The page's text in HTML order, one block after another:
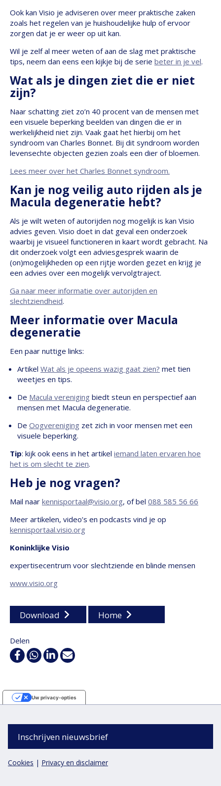
Ook kan Visio je adviseren over meer praktische zaken
zoals het regelen van je huishoudelijke hulp of ervoor
zorgen dat je er weer op uit kan.
Wil je zelf al meer weten of aan de slag met praktische
tips, neem dan eens een kijkje bij de serie beter in je vel.
Wat als je dingen ziet die er niet
zijn?
Naar schatting ziet zo’n 40 procent van de mensen met
een visuele beperking beelden van dingen die er in
werkelijkheid niet zijn. Vaak gaat het hierbij om het
syndroom van Charles Bonnet. Bij dit syndroom worden
levensechte objecten gezien zoals een dier of bloemen.
Lees meer over het Charles Bonnet syndroom.
Kan je nog veilig auto rijden als je
Macula degeneratie hebt?
Als je wilt weten of autorijden nog mogelijk is kan Visio
advies geven. Visio doet in dat geval een onderzoek
waarbij je visueel functioneren in kaart wordt gebracht. Na
dit onderzoek volgt een adviesgesprek waarin de
(on)mogelijkheden op een rijtje worden gezet en krijg je
een advies over een mogelijk vervolgtraject.
Ga naar meer informatie over autorijden en
slechtziendheid.
Meer informatie over Macula
degeneratie
Een paar nuttige links:
Artikel Wat als je opeens wazig gaat zien? met tien
weetjes en tips.
De Macula vereniging biedt steun en perspectief aan
mensen met Macula degeneratie.
De Oogvereniging zet zich in voor mensen met een
visuele beperking.
Tip: kijk ook eens in het artikel iemand laten ervaren hoe
het is om slecht te zien.
Heb je nog vragen?
Mail naar kennisportaal@visio.org, of bel 088 585 56 66
Meer artikelen, video’s en podcasts vind je op
kennisportaal.visio.org
Koninklijke Visio
expertisecentrum voor slechtziende en blinde mensen
www.visio.org
Download Home
Delen
FacebookWhatsApp
Linkedin
E-
Inschrijven nieuwsbrief
Cookies | Privacy en disclaimer
Uw privacy-opties